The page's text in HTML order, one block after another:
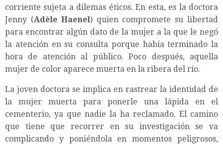
corriente sujeta a dilemas éticos. En esta, es la doctora
Jenny (Adèle Haenel) quien compromete su libertad
para encontrar algún dato de la mujer a la que le negó
la atención en su consulta porque había terminado la
hora de atención al público. Poco después, aquella
mujer de color aparece muerta en la ribera del río.
La joven doctora se implica en rastrear la identidad de
la mujer muerta para ponerle una lápida en el
cementerio, ya que nadie la ha reclamado. El camino
que tiene que recorrer en su investigación se va
complicando y poniéndola en momentos peligrosos,